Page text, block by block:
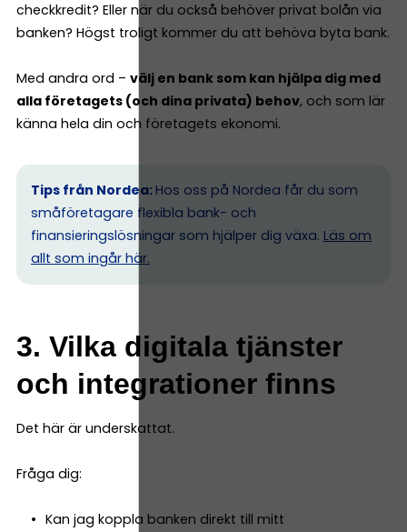
checkkredit? Eller när du också behöver privat bolån via
banken? Högst troligt kommer du att behöva byta bank.
Med andra ord – välj en bank som kan hjälpa dig med
alla företagets (och dina privata) behov, och som lär
känna hela din och företagets ekonomi.
Tips från Nordea: Hos oss på Nordea får du som
småföretagare flexibla bank- och
finansieringslösningar som hjälper dig växa. Läs om
allt som ingår här.
3. Vilka digitala tjänster
och integrationer finns
Det här är underskattat.
Fråga dig:
Kan jag koppla banken direkt till mitt